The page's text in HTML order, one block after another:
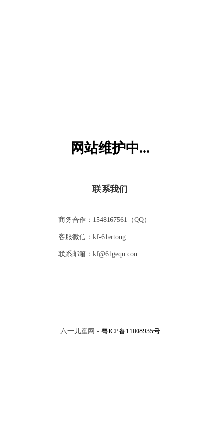
网站维护中...
联系我们
商务合作：1548167561（QQ）
客服微信：kf-61ertong
联系邮箱：kf@61gequ.com
六一儿童网 - 粤ICP备11008935号